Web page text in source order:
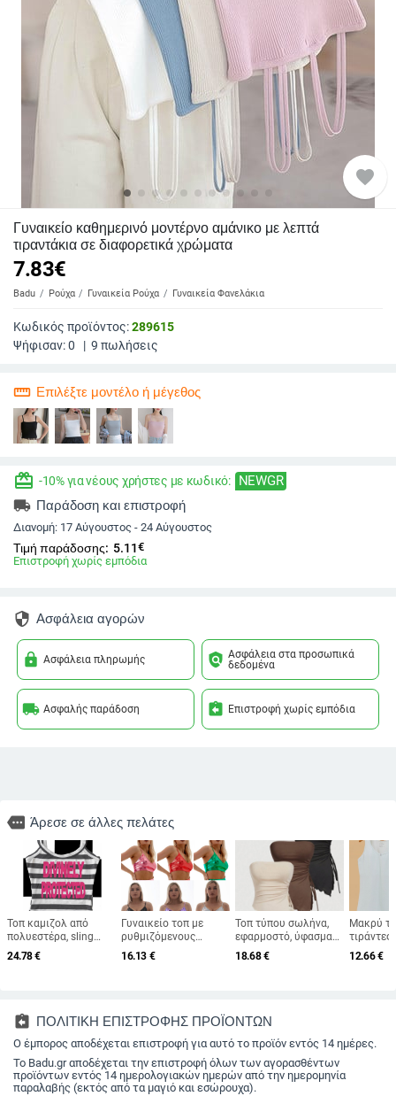
favorite
Γυναικείο καθημερινό μοντέρνο αμάνικο με λεπτά
τιραντάκια σε διαφορετικά χρώματα
7.83€
Badu Ρούχα Γυναικεία Ρούχα Γυναικεία Φανελάκια
Κωδικός προϊόντος:289615
Ψήφισαν:0 | 9 πωλήσεις
straighten Επιλέξτε μοντέλο ή μέγεθος
redeem -10% για νέους χρήστες με κωδικό: NEWGR
local_shipping Παράδοση και επιστροφή
Διανομή: 17 Αύγουστος - 24 Αύγουστος
Τιμή παράδοσης: 5.11€
Επιστροφή χωρίς εμπόδια
security Ασφάλεια αγορών
lock Ασφάλεια πληρωμής policy Ασφάλεια στα προσωπικά
δεδομένα
local_shipping Ασφαλής παράδοση assignment_return Επιστροφή χωρίς εμπόδια
more Άρεσε σε άλλες πελάτες
Τοπ καμιζολ από
πολυεστέρα, sling
στυλ, εφαρμοστό,
κοντό μήκος, ριγέ/
24.78€
Γυναικείο τοπ με
ρυθμιζόμενους
ιμάντες – ultra-short,
μονόχρωμο
2022
16.13 €
Τοπ τύπου σωλήνα,
εφαρμοστό, ύφασμα
πολυεστέρα 95%+,
χωρίς τιράντες,
18.68€
Μακρύ
τιράντες
12.66€
assignment_return ΠΟΛΙΤΙΚΗ ΕΠΙΣΤΡΟΦΗΣ ΠΡΟΪΟΝΤΩΝ
Ο έμπορος αποδέχεται επιστροφή για αυτό το προϊόν εντός 14 ημέρες.
Το Badu.gr αποδέχεται την επιστροφή όλων των αγορασθέντων
προϊόντων εντός 14 ημερολογιακών ημερών από την ημερομηνία
παραλαβής (εκτός από τα μαγιό και εσώρουχα).